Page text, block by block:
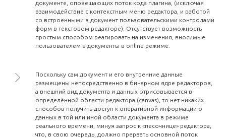
документе, оповещающих поток кода плагина, (исключая
взаимодействие с контекстным меню редактора, и работой
со встроенными в документ пользовательскими контролами
форм в текстовом редакторе). Отсутствует возможность
простым способом реагировать на изменения, вносимые
пользователем в документы в online режиме.
Поскольку сам документ и его внутренние данные
размещены непосредственно в бинарном ядре редакторов,
а внешний вид документа и данных отрисовывается в
определённой области редактора (canvas), то нет никаких
способов получить доступ к оперативной информации о
данных в той или иной области документа в режиме
реального времени, минуя запрос к «песочнице» редактора,
что, в свою очередь, должно прервать основной поток